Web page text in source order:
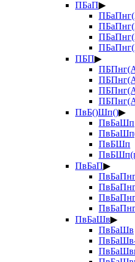
ПБаП▶
ПБП▶
ПвБ()Шп()▶
ПвБаШп
ПвБШп
ПвБаП▶
ПвБаШв▶
ПвБаШв